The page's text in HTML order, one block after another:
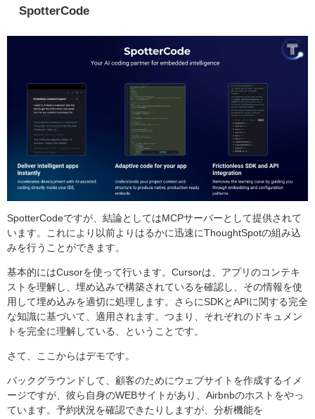
SpotterCode
SpotterCodeですが、結論としてはMCPサーバーとして提供されて
います。これにより以前よりはるかに迅速にThoughtSpotの組み込
みを行うことができます。
基本的にはCusorを使って行います。Cursorは、アプリのコンテキ
ストを理解し、埋め込みで構築されているを確認し、その情報を使
用して埋め込みを適切に処理します。さらにSDKとAPIに関する完全
な知識に基づいて、適用されます。つまり、それぞれのドキュメン
トを完全に理解している、ということです。
さて、ここからはデモです。
バックグラウンドして、顧客のためにウェブサイトを作成するイメ
ージですが、彼ら自身のWEBサイトがあり、Airbnbのホストをやっ
ています。予約状況を確認できたりしますが、分析機能を